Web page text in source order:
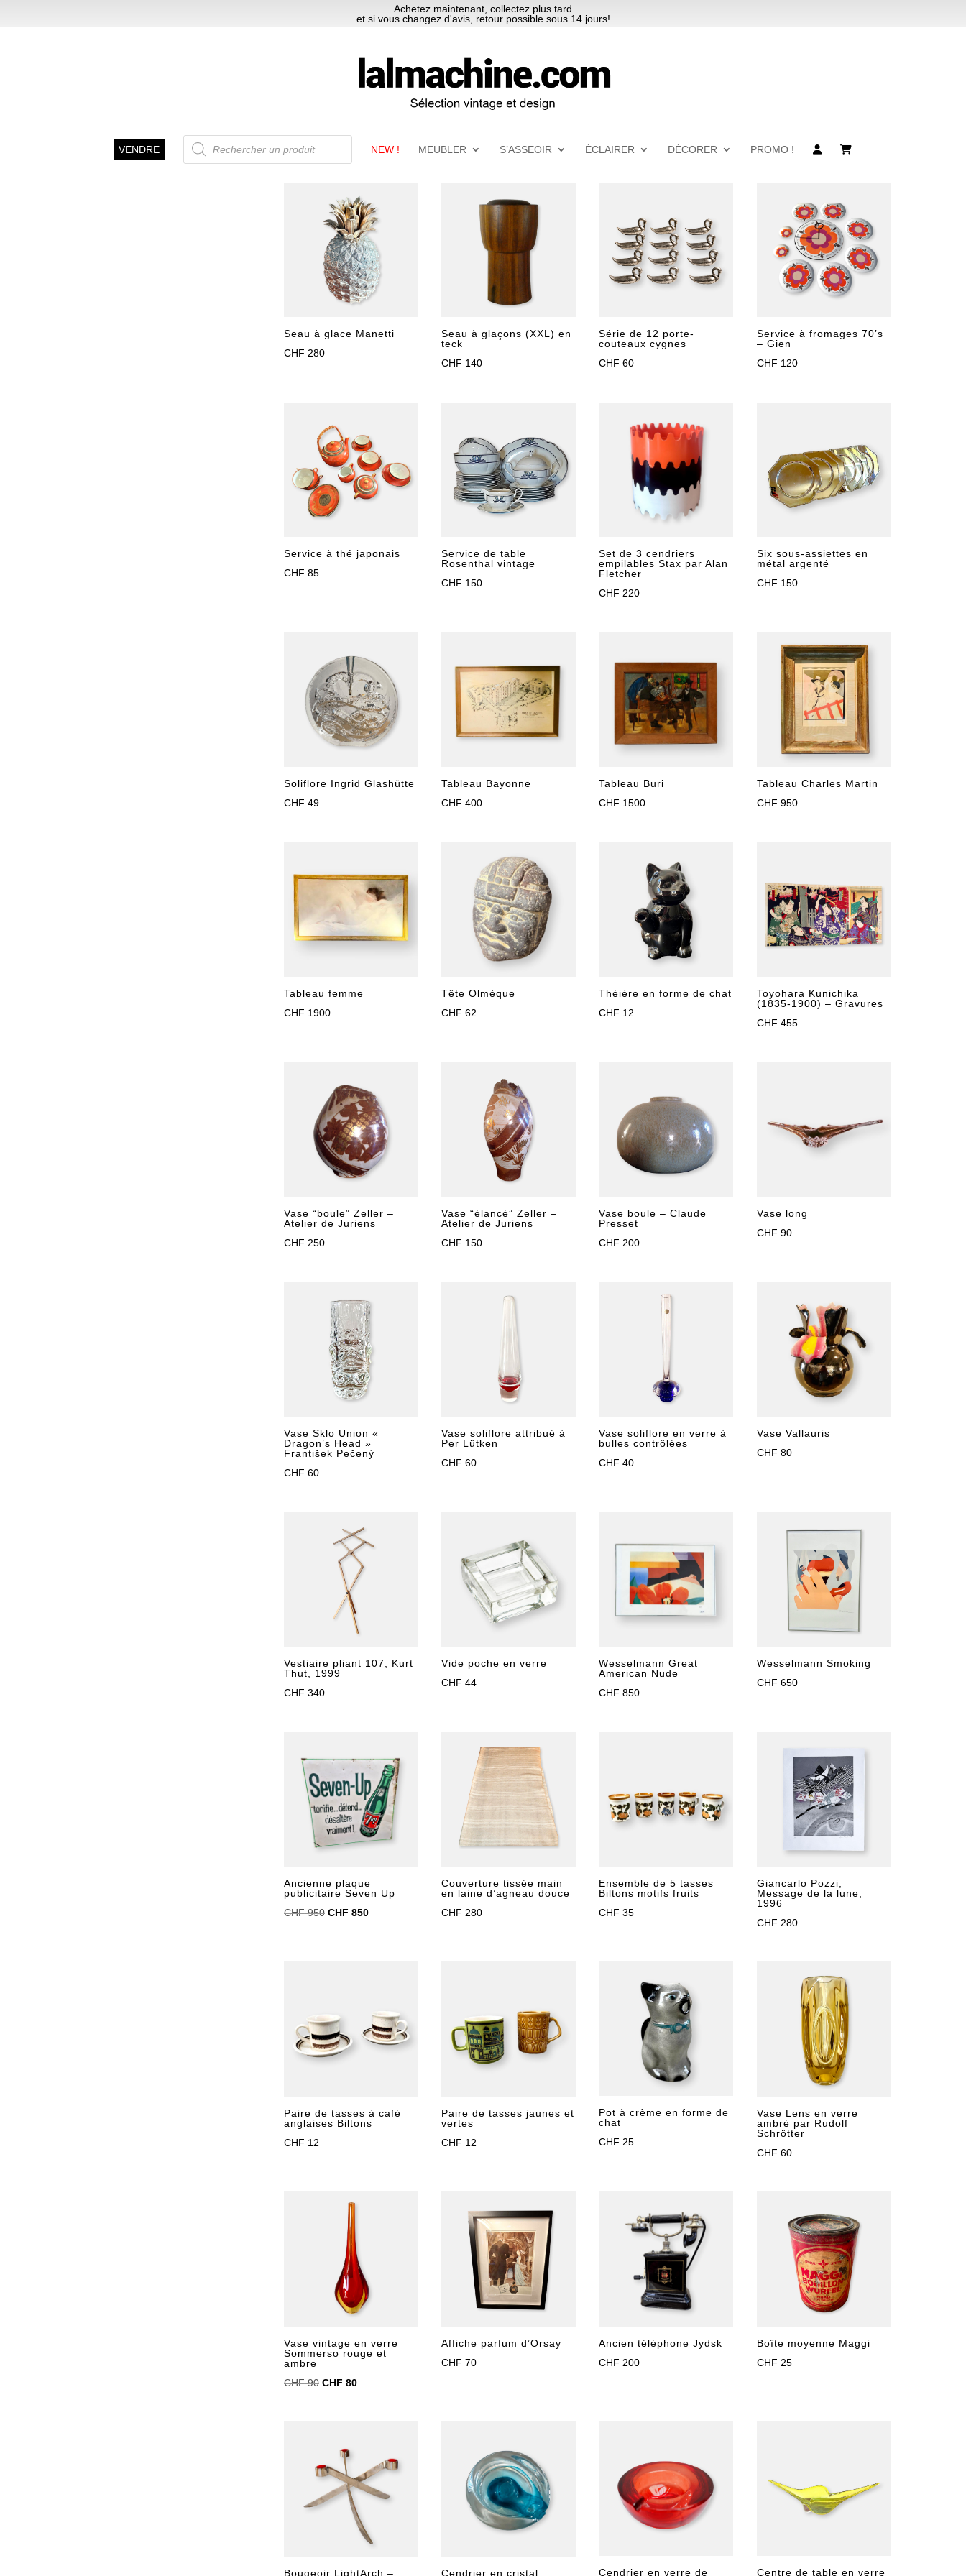
Achetez maintenant, collectez plus tard
et si vous changez d'avis, retour possible sous 14 jours!
VENDRE
Recherche
de
produits
NEW ! MEUBLER S’ASSEOIR ÉCLAIRER DÉCORER PROMO !
Seau à glace Manetti
CHF 280
Seau à glaçons (XXL) en
teck
CHF 140
Série de 12 porte-
couteaux cygnes
CHF 60
Service à fromages 70’s
– Gien
CHF 120
Service à thé japonais
CHF 85
Service de table
Rosenthal vintage
CHF 150
Set de 3 cendriers
empilables Stax par Alan
Fletcher
CHF 220
Six sous-assiettes en
métal argenté
CHF 150
Soliflore Ingrid Glashütte
CHF 49
Tableau Bayonne
CHF 400
Tableau Buri
CHF 1500
Tableau Charles Martin
CHF 950
Tableau femme
CHF 1900
Tête Olmèque
CHF 62
Théière en forme de chat
CHF 12
Toyohara Kunichika
(1835-1900) – Gravures
CHF 455
Vase “boule” Zeller –
Atelier de Juriens
CHF 250
Vase “élancé” Zeller –
Atelier de Juriens
CHF 150
Vase boule – Claude
Presset
CHF 200
Vase long
CHF 90
Vase Sklo Union «
Dragon’s Head »
František Pečený
CHF 60
Vase soliflore attribué à
Per Lütken
CHF 60
Vase soliflore en verre à
bulles contrôlées
CHF 40
Vase Vallauris
CHF 80
Vestiaire pliant 107, Kurt
Thut, 1999
CHF 340
Vide poche en verre
CHF 44
Wesselmann Great
American Nude
CHF 850
Wesselmann Smoking
CHF 650
Ancienne plaque
publicitaire Seven Up
CHF950 Le
CHF 850Le
Couverture tissée main
en laine d’agneau douce
CHF 280
Ensemble de 5 tasses
Biltons motifs fruits
CHF 35
Giancarlo Pozzi,
Message de la lune,
1996
CHF 280
Paire de tasses à café
anglaises Biltons
CHF 12
Paire de tasses jaunes et
vertes
CHF 12
Pot à crème en forme de
chat
CHF 25
Vase Lens en verre
ambré par Rudolf
Schrötter
CHF 60
Vase vintage en verre
Sommerso rouge et
ambre
CHF90 Le
CHF 90.
CHF 80Le
CHF 80.
Affiche parfum d’Orsay
CHF 70
Ancien téléphone Jydsk
CHF 200
Boîte moyenne Maggi
CHF 25
Bougeoir LightArch – Cendrier en cristal, Cendrier en verre de Centre de table en verre